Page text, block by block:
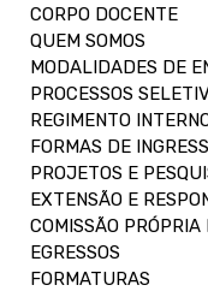
CORPO DOCENTE
QUEM SOMOS
MODALIDADES DE
PROCESSOS
REGIMENTO
FORMAS DE
PROJETOS E
EXTENSÃO E
COMISSÃO
EGRESSOS
FORMATURAS